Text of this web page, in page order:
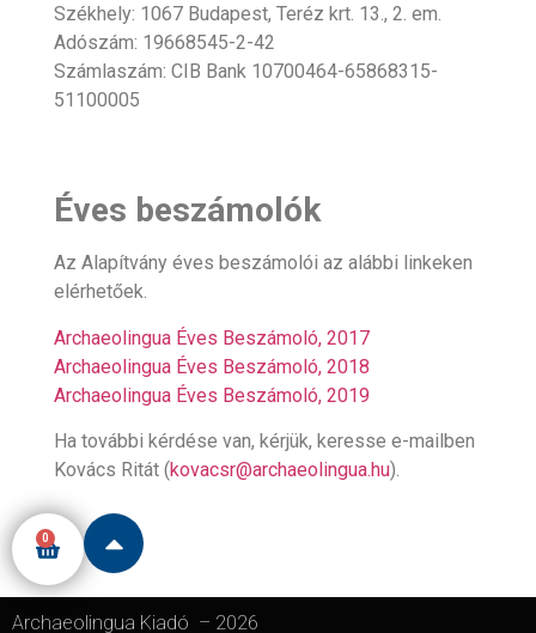
Székhely: 1067 Budapest, Teréz krt. 13., 2. em.
Adószám: 19668545-2-42
Számlaszám: CIB Bank 10700464-65868315-
51100005
Éves beszámolók
Az Alapítvány éves beszámolói az alábbi linkeken
elérhetőek.
Archaeolingua Éves Beszámoló, 2017
Archaeolingua Éves Beszámoló, 2018
Archaeolingua Éves Beszámoló, 2019
Ha további kérdése van, kérjük, keresse e-mailben
Kovács Ritát (kovacsr@archaeolingua.hu).
0
Archaeolingua Kiadó – 2026